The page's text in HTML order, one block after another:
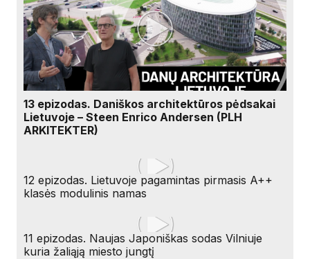
13 epizodas. Daniškos architektūros pėdsakai
Lietuvoje – Steen Enrico Andersen (PLH
ARKITEKTER)
12 epizodas. Lietuvoje pagamintas pirmasis A++
klasės modulinis namas
11 epizodas. Naujas Japoniškas sodas Vilniuje
kuria žaliąją miesto jungtį